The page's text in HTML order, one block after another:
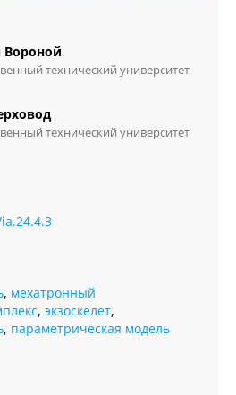
технический университет
технический университет
, мехатронный
, экзоскелет,
, параметрическая модель